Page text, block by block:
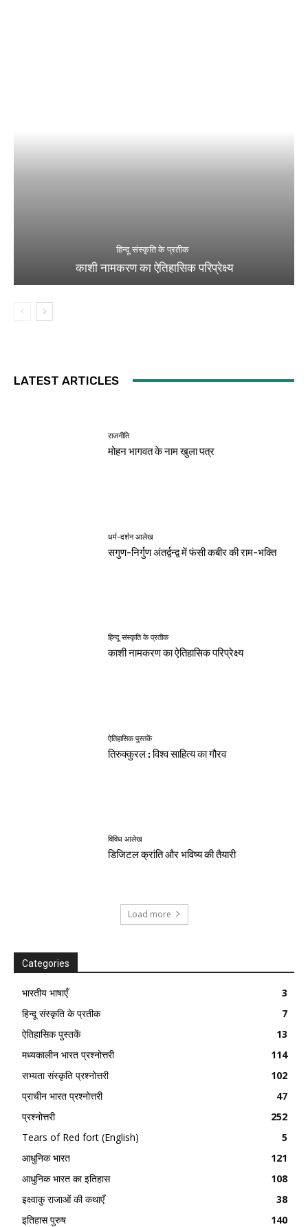
हिन्दू संस्कृति के प्रतीक
काशी नामकरण का ऐतिहासिक परिप्रेक्ष्य
LATEST ARTICLES
राजनीति
मोहन भागवत के नाम खुला पत्र
धर्म-दर्शन आलेख
सगुण-निर्गुण अंतर्द्वन्द्व में फंसी कबीर की राम-भक्ति
हिन्दू संस्कृति के प्रतीक
काशी नामकरण का ऐतिहासिक परिप्रेक्ष्य
ऐतिहासिक पुस्तकें
तिरुक्कुरल : विश्व साहित्य का गौरव
विविध आलेख
डिजिटल क्रांति और भविष्य की तैयारी
Load more
Categories
भारतीय भाषाएँ
3
हिन्दू संस्कृति के प्रतीक
7
ऐतिहासिक पुस्तकें
13
मध्यकालीन भारत प्रश्नोत्तरी
114
सभ्यता संस्कृति प्रश्नोत्तरी
102
प्राचीन भारत प्रश्नोत्तरी
47
प्रश्नोत्तरी
252
Tears of Red fort (English)
5
आधुनिक भारत
121
आधुनिक भारत का इतिहास
108
इक्ष्वाकु राजाओं की कथाएँ
38
इतिहास पुरुष
140